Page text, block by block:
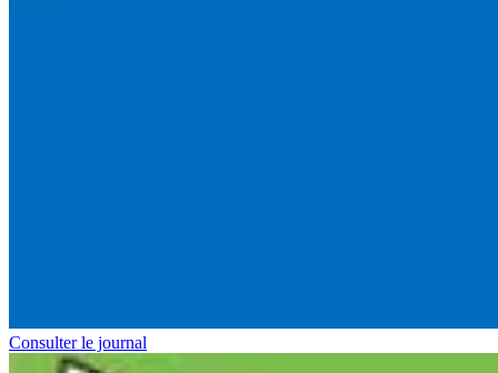
Consulter le journal